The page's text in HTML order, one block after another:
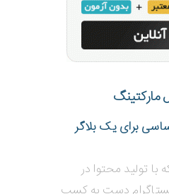
مارکتینگ
برای یک بلاگر
با تولید محتوا در
دست به کسب